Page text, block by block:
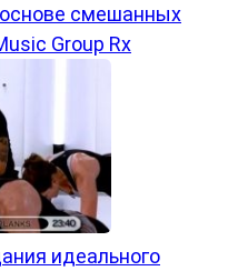
смешанных
Group Rx
идеального